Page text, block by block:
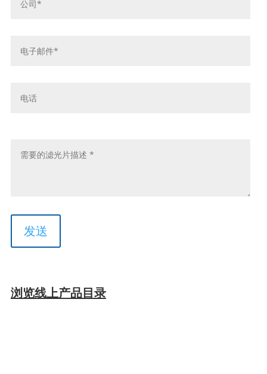
浏览线上产品目录